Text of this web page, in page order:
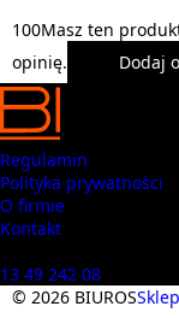
100Masz ten
opinię.
Dodaj
Regulamin
Polityka prywatności
O firmie
Kontakt
13 49 242 08
© 2026 BIUROS